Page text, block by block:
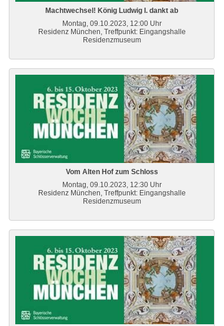
Machtwechsel! König Ludwig I. dankt ab
Montag, 09.10.2023, 12:00 Uhr
Residenz München, Treffpunkt: Eingangshalle
Residenzmuseum
Vom Alten Hof zum Schloss
Montag, 09.10.2023, 12:30 Uhr
Residenz München, Treffpunkt: Eingangshalle
Residenzmuseum